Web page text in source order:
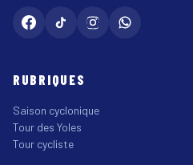
RUBRIQUES
Saison cyclonique
Tour des Yoles
Tour cycliste